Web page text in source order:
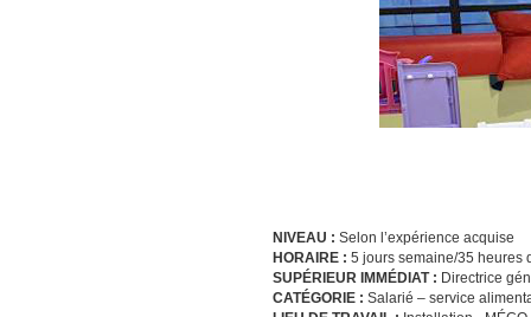
NIVEAU : Selon l’expérience acquise
HORAIRE : 5 jours semaine/35 heures
SUPÉRIEUR IMMÉDIAT : Directrice
CATÉGORIE : Salarié – service